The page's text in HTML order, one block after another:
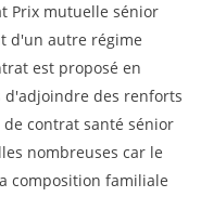
Prix mutuelle sénior
d'un autre régime
est proposé en
des renforts
contrat santé sénior
nombreuses car le
composition familiale